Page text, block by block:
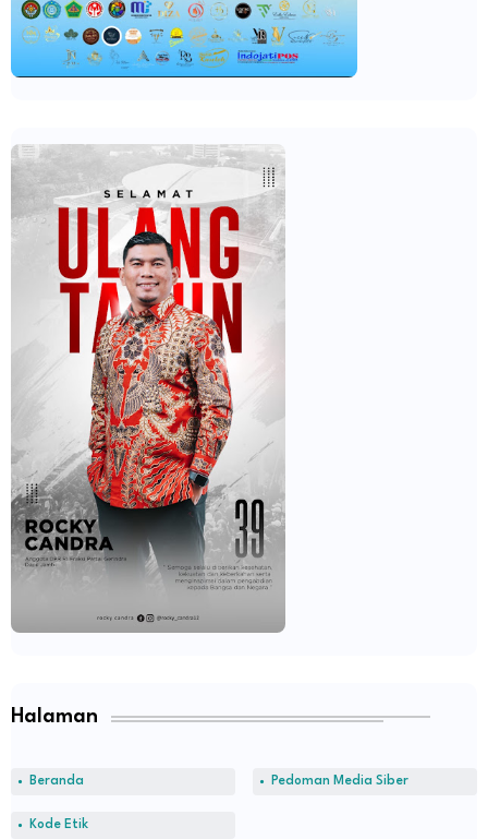
Halaman
Beranda Pedoman Media Siber
Kode Etik